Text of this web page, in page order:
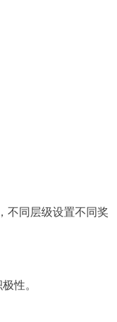
不同层级设置不同奖
性。